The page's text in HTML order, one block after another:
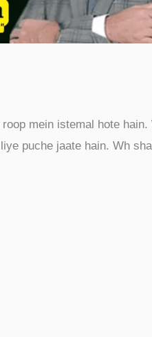
mein istemal hote
puche jaate hain. Wh